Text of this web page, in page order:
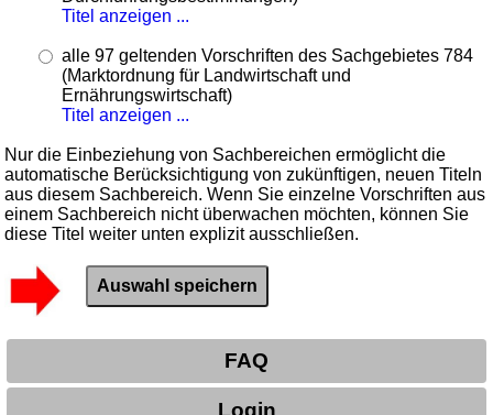
Titel anzeigen ...
alle 97 geltenden Vorschriften des Sachgebietes 784
(Marktordnung für Landwirtschaft und
Ernährungswirtschaft)
Titel anzeigen ...
Nur die Einbeziehung von Sachbereichen ermöglicht die
automatische Berücksichtigung von zukünftigen, neuen Titeln
aus diesem Sachbereich. Wenn Sie einzelne Vorschriften aus
einem Sachbereich nicht überwachen möchten, können Sie
diese Titel weiter unten explizit ausschließen.
FAQ
Login